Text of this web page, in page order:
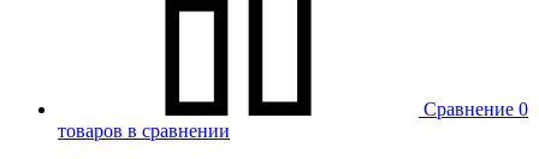
Сравнение 0
товаров в сравнении